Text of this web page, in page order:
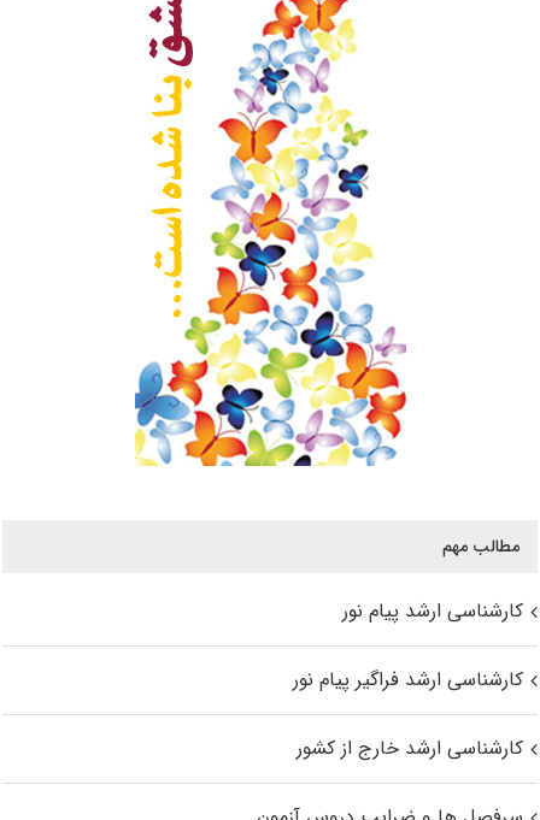
مطالب مهم
کارشناسی ارشد پیام نور
کارشناسی ارشد فراگیر پیام نور
کارشناسی ارشد خارج از کشور